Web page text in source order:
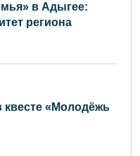
в Адыгее:
региона
«Молодёжь